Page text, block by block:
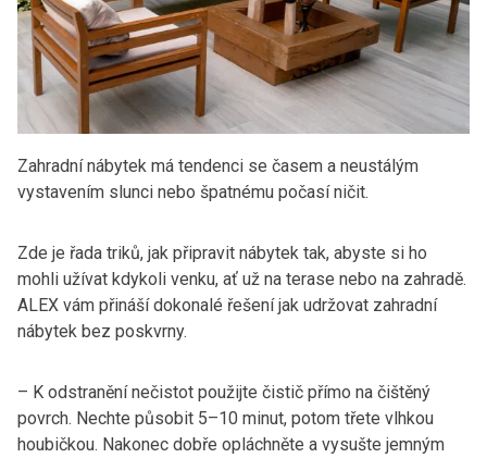
Zahradní nábytek má tendenci se časem a neustálým
vystavením slunci nebo špatnému počasí ničit.
Zde je řada triků, jak připravit nábytek tak, abyste si ho
mohli užívat kdykoli venku, ať už na terase nebo na zahradě.
ALEX vám přináší dokonalé řešení jak udržovat zahradní
nábytek bez poskvrny.
– K odstranění nečistot použijte čistič přímo na čištěný
povrch. Nechte působit 5–10 minut, potom třete vlhkou
houbičkou. Nakonec dobře opláchněte a vysušte jemným